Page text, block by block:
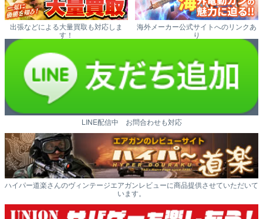
出張などによる大量買取も対応しま
す！
海外メーカー公式サイトへのリンクあ
り
LINE配信中 お問合わせも対応
ハイパー道楽さんのヴィンテージエアガンレビューに商品提供させていただいて
います。